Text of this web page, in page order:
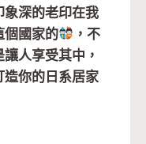
象深的老印在我
個國家的
，不
人享受其中，
造你的日系居家